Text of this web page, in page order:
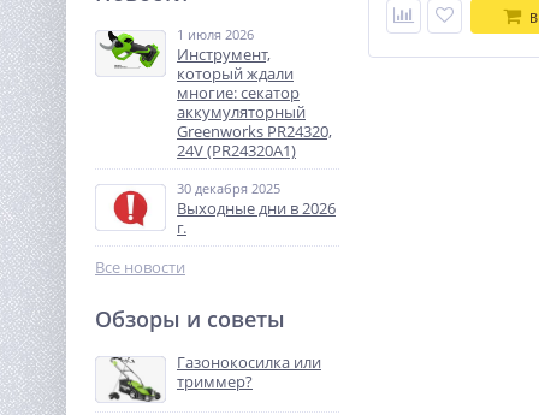
(сопровождаемый)
265 240руб.
%
Аккумулятор АКБ Энергия
10 990
1 июля 2026
Инструмент,
который ждали
многие: секатор
аккумуляторный
Greenworks PR24320,
24V (PR24320A1)
30 декабря 2025
Выходные дни в 2026
г.
Все новости
Обзоры и советы
Газонокосилка или
триммер?